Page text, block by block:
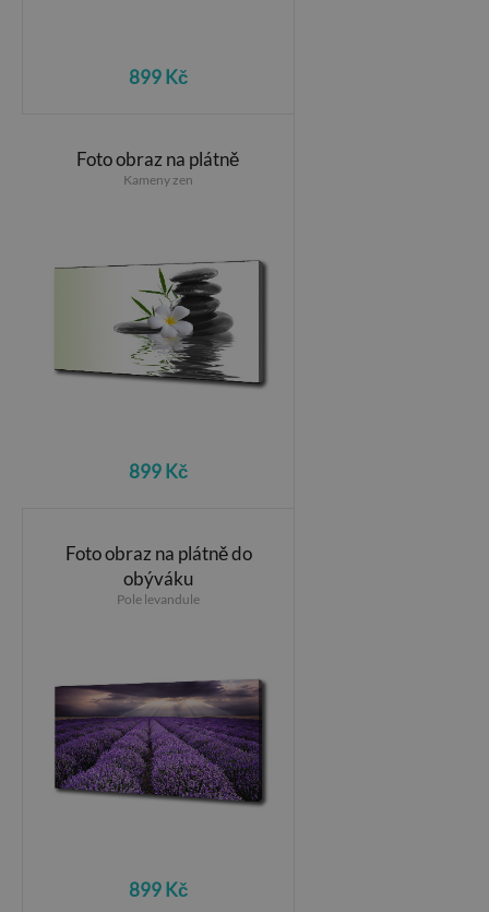
899 Kč
Foto obraz na plátně
Kameny zen
899 Kč
Foto obraz na plátně do
obýváku
Pole levandule
899 Kč